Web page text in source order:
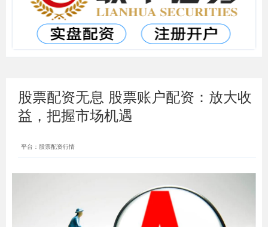
股票配资无息 股票账户配资：放大收
益，把握市场机遇
平台：股票配资行情